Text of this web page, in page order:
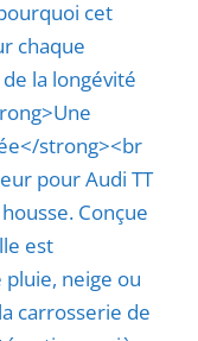
cet
chaque
la longévité
strong><br
pour Audi TT
Conçue
est
neige ou
carrosserie de